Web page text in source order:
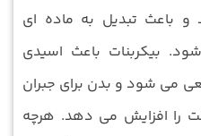
باعث تبدیل به ماده ‌ای
بیکربنات باعث اسیدی
می ‌شود و بدن برای جبران
را افزایش می دهد. هرچه